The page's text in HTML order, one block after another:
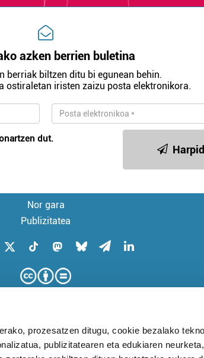
prozesatzen ditugu, cookie bezalako
publizitatearen eta edukiaren neurketa,
azken berrien buletina
berriak biltzen ditu bi egunean behin.
ostiraletan iristen zaizu posta elektronikora.
dut.
Nor gara
Publizitatea
KUDEAKETA AURRERATUARI